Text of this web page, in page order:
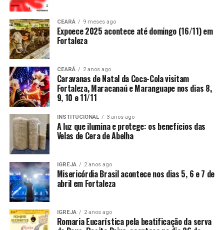
CEARÁ 9 meses ago
Expoece 2025 acontece até domingo (16/11) em
Fortaleza
CEARÁ 2 anos ago
Caravanas de Natal da Coca-Cola visitam
Fortaleza, Maracanaú e Maranguape nos dias 8,
9, 10 e 11/11
INSTITUCIONAL 3 anos ago
A luz que ilumina e protege: os benefícios das
Velas de Cera de Abelha
IGREJA 2 anos ago
Misericórdia Brasil acontece nos dias 5, 6 e 7 de
abril em Fortaleza
IGREJA 2 anos ago
Romaria Eucarística pela beatificação da serva